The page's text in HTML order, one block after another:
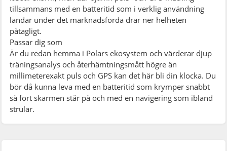
tillsammans med en batteritid som i verklig användning
landar under det marknadsförda drar ner helheten
påtagligt.
Passar dig som
Är du redan hemma i Polars ekosystem och värderar djup
träningsanalys och återhämtningsmått högre än
millimeterexakt puls och GPS kan det här bli din klocka. Du
bör då kunna leva med en batteritid som krymper snabbt
så fort skärmen står på och med en navigering som ibland
strular.